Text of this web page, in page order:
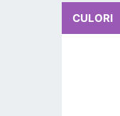
CULORI